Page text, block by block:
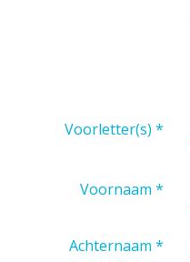
Voorletter(s) *
Voornaam *
Achternaam *